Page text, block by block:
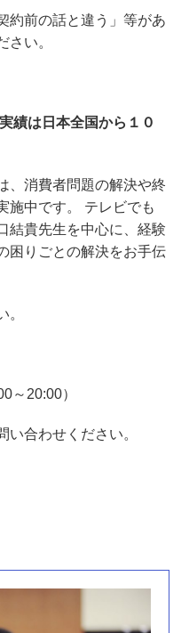
約前の話と違う」等があ
さい。
績は日本全国から１０
、消費者問題の解決や終
施中です。 テレビでも
結貴先生を中心に、経験
困りごとの解決をお手伝
。
～20:00）
い合わせください。